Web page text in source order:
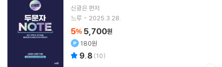
신광은 편저
느루
2025.3.28.
5% 5,700원
180원
9.8 (10)